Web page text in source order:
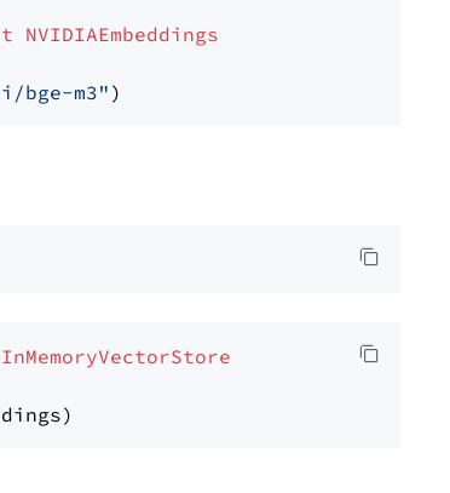
NVIDIAEmbeddings
bge-m3"
InMemoryVectorStore